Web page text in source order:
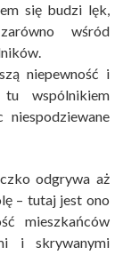
się budzi lęk,
wśród
niepewność i
wspólnikiem
odgrywa aż
– tutaj jest ono
mieszkańców
i skrywanymi